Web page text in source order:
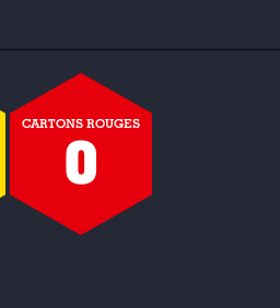
CARTONS ROUGES
0